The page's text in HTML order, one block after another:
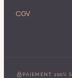
CGV
PAIEMENT 100%